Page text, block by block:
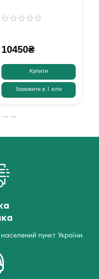
10450₴
Купити
Замовити в 1 клік
пункт України.